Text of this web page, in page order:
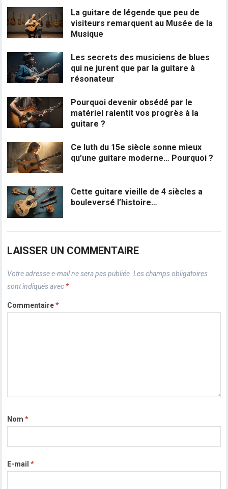
La guitare de légende que peu de
visiteurs remarquent au Musée de la
Musique
Les secrets des musiciens de blues
qui ne jurent que par la guitare à
résonateur
Pourquoi devenir obsédé par le
matériel ralentit vos progrès à la
guitare ?
Ce luth du 15e siècle sonne mieux
qu’une guitare moderne… Pourquoi ?
Cette guitare vieille de 4 siècles a
bouleversé l’histoire…
LAISSER UN COMMENTAIRE
Votre adresse e-mail ne sera pas publiée. Les champs obligatoires
sont indiqués avec *
Commentaire*
Nom*
E-mail*